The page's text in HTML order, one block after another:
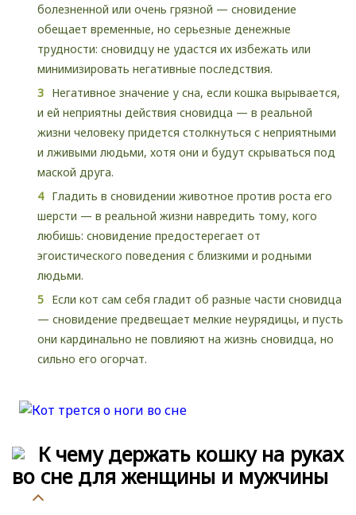
болезненной или очень грязной — сновидение
обещает временные, но серьезные денежные
трудности: сновидцу не удастся их избежать или
минимизировать негативные последствия.
Негативное значение у сна, если кошка вырывается,
и ей неприятны действия сновидца — в реальной
жизни человеку придется столкнуться с неприятными
и лживыми людьми, хотя они и будут скрываться под
маской друга.
Гладить в сновидении животное против роста его
шерсти — в реальной жизни навредить тому, кого
любишь: сновидение предостерегает от
эгоистического поведения с близкими и родными
людьми.
Если кот сам себя гладит об разные части сновидца
— сновидение предвещает мелкие неурядицы, и пусть
они кардинально не повлияют на жизнь сновидца, но
сильно его огорчат.
К чему держать кошку на руках
во сне для женщины и мужчины